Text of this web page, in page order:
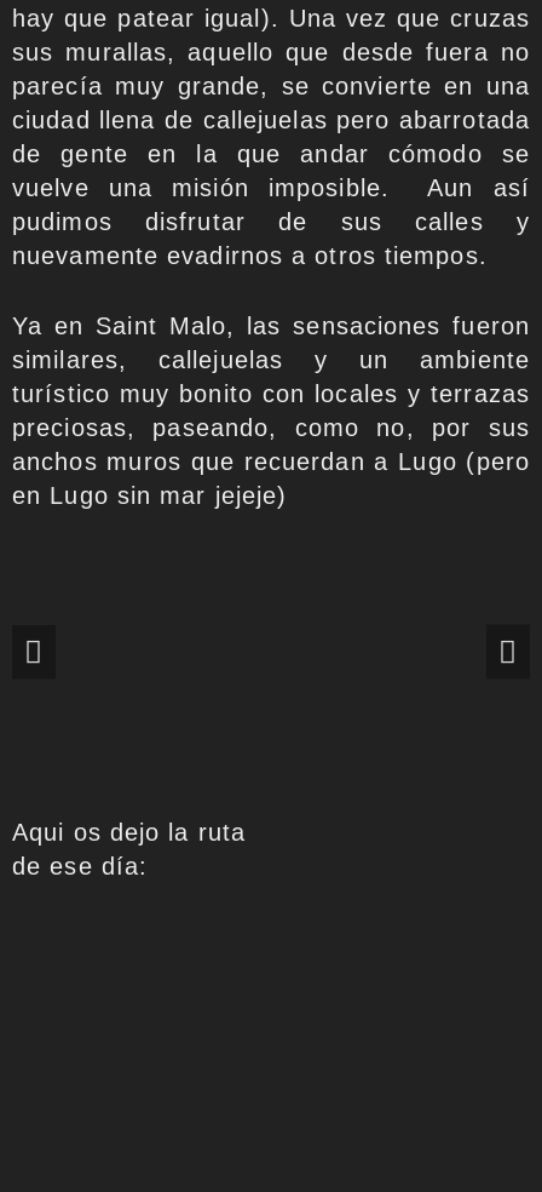
hay que patear igual). Una vez que cruzas
sus murallas, aquello que desde fuera no
parecía muy grande, se convierte en una
ciudad llena de callejuelas pero abarrotada
de gente en la que andar cómodo se
vuelve una misión imposible. Aun así
pudimos disfrutar de sus calles y
nuevamente evadirnos a otros tiempos.
Ya en Saint Malo, las sensaciones fueron
similares, callejuelas y un ambiente
turístico muy bonito con locales y terrazas
preciosas, paseando, como no, por sus
anchos muros que recuerdan a Lugo (pero
en Lugo sin mar jejeje)
Aqui os dejo la ruta
de ese día: